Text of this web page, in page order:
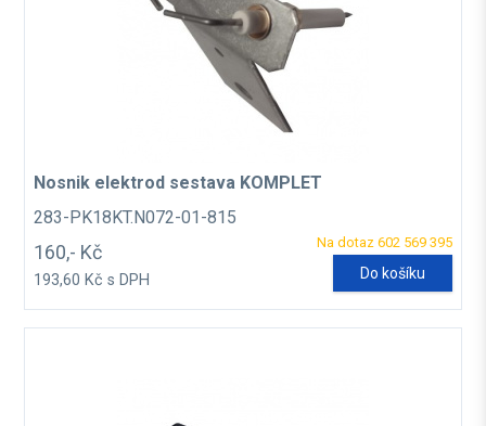
Nosnik elektrod sestava KOMPLET
283-PK18KT.N072-01-815
Na dotaz 602 569 395
160,- Kč
193,60 Kč s DPH Do košíku